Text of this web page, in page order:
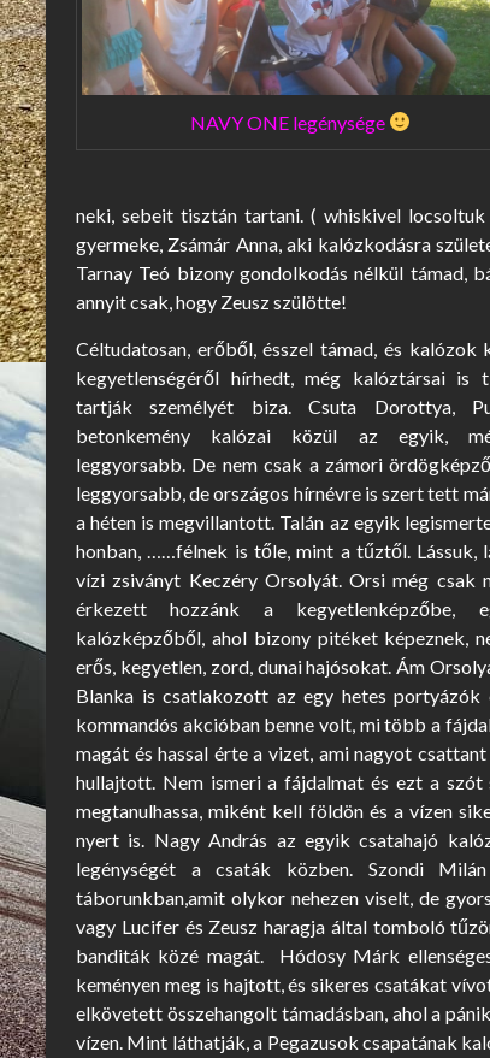
NAVY ONE legénysége
neki, sebeit tisztán tartani. ( whiskivel
gyermeke, Zsámár Anna, aki kalózkodásra
Tarnay Teó bizony gondolkodás nélkül támad,
annyit csak, hogy Zeusz szülötte!
Céltudatosan, erőből, ésszel támad, és kalózok
kegyetlenségéről hírhedt, még kalóztársai is
tartják személyét biza. Csuta Dorottya,
betonkemény kalózai közül az egyik,
leggyorsabb. De nem csak a zámori
leggyorsabb, de országos hírnévre is szert tett
a héten is megvillantott. Talán az egyik
honban, ……félnek is tőle, mint a tűztől. Lássuk,
vízi zsiványt Keczéry Orsolyát. Orsi még csak
érkezett hozzánk a kegyetlenképzőbe,
kalózképzőből, ahol bizony pitéket képeznek,
erős, kegyetlen, zord, dunai hajósokat. Ám
Blanka is csatlakozott az egy hetes portyázók
kommandós akcióban benne volt, mi több a
magát és hassal érte a vizet, ami nagyot
hullajtott. Nem ismeri a fájdalmat és ezt a
megtanulhassa, miként kell földön és a vízen
nyert is. Nagy András az egyik csatahajó
legénységét a csaták közben. Szondi
táborunkban,amit olykor nehezen viselt, de
vagy Lucifer és Zeusz haragja által tomboló
banditák közé magát. Hódosy Márk
keményen meg is hajtott, és sikeres csatákat
elkövetett összehangolt támadásban, ahol a
vízen. Mint láthatják, a Pegazusok csapatának